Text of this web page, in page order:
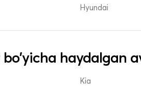
Hyundai
bo'yicha haydalgan
Kia